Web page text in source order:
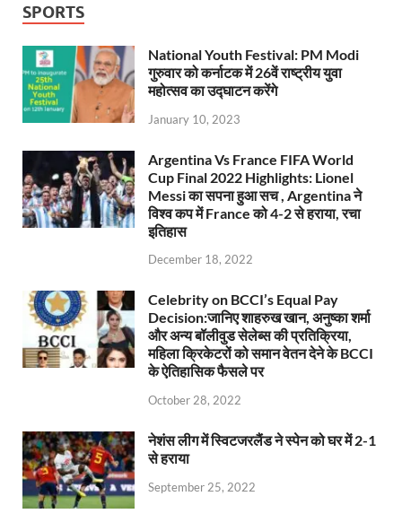
SPORTS
National Youth Festival: PM Modi
गुरुवार को कर्नाटक में 26वें राष्ट्रीय युवा
महोत्सव का उद्घाटन करेंगे
January 10, 2023
Argentina Vs France FIFA World
Cup Final 2022 Highlights: Lionel
Messi का सपना हुआ सच , Argentina ने
विश्व कप में France को 4-2 से हराया, रचा
इतिहास
December 18, 2022
Celebrity on BCCI’s Equal Pay
Decision:जानिए शाहरुख खान, अनुष्का शर्मा
और अन्य बॉलीवुड सेलेब्स की प्रतिक्रिया,
महिला क्रिकेटरों को समान वेतन देने के BCCI
के ऐतिहासिक फैसले पर
October 28, 2022
नेशंस लीग में स्विटजरलैंड ने स्पेन को घर में 2-1
से हराया
September 25, 2022